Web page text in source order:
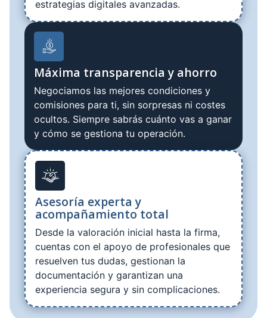
estrategias digitales avanzadas.
Máxima transparencia y ahorro
Negociamos las mejores condiciones y
comisiones para ti, sin sorpresas ni costes
ocultos. Siempre sabrás cuánto vas a ganar
y cómo se gestiona tu operación.
Asesoría experta y
acompañamiento total
Desde la valoración inicial hasta la firma,
cuentas con el apoyo de profesionales que
resuelven tus dudas, gestionan la
documentación y garantizan una
experiencia segura y sin complicaciones.